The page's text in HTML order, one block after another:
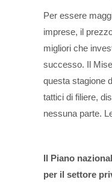
Per essere
imprese, il
migliori che
successo. Il
questa stagione
tattici di filiere,
nessuna parte.
Il Piano
per il settore